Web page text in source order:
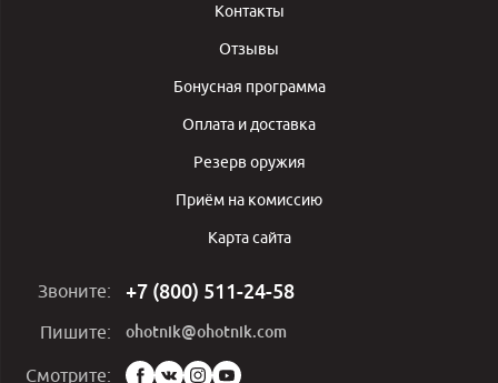
Контакты
Отзывы
Бонусная программа
Оплата и доставка
Резерв оружия
Приём на комиссию
Карта сайта
Звоните: +7 (800) 511-24-58
Пишите: ohotnik@ohotnik.com
Смотрите:
Мы